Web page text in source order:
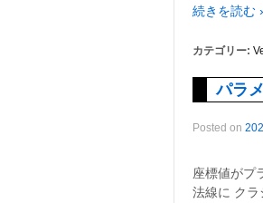
続きを読む ›
カテゴリー:
パラ
Posted on
座標値がプ
法線に クラ